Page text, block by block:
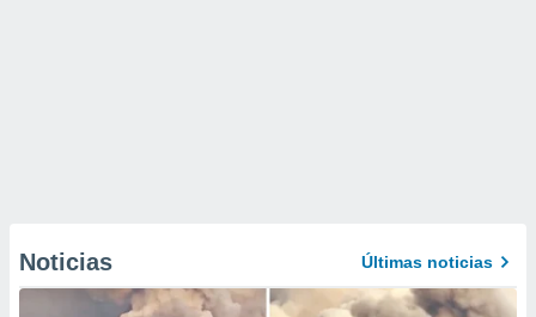
Noticias Últimas noticias